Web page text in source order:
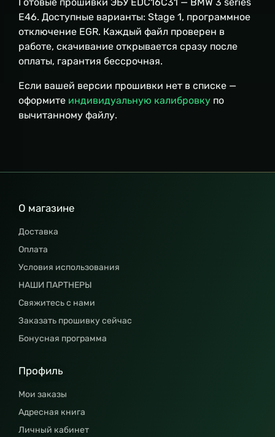
E46. Доступные варианты: Stage 1, программное
отключение EGR. Каждый файл проверен в
работе, скачивание открывается сразу после
оплаты, гарантия бессрочная.
Если вашей версии прошивки нет в списке —
оформите индивидуальную калибровку по
вычитанному файлу.
О магазине
Доставка
Оплата
Условия использования
НАШИ ПАРТНЕРЫ
Свяжитесь с нами
Заказать прошивку сейчас
Бонусная программа
Профиль
Мои заказы
Адресная книга
Личный кабинет